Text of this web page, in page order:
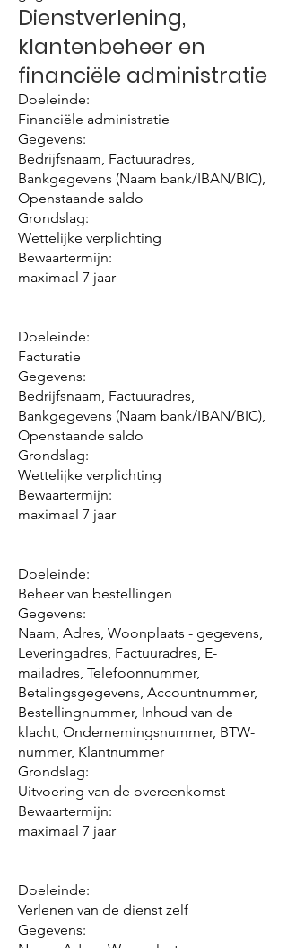
Dienstverlening,
klantenbeheer en
financiële administratie
Doeleinde:
Financiële administratie
Gegevens:
Bedrijfsnaam, Factuuradres,
Bankgegevens (Naam bank/IBAN/BIC),
Openstaande saldo
Grondslag:
Wettelijke verplichting
Bewaartermijn:
maximaal 7 jaar
Doeleinde:
Facturatie
Gegevens:
Bedrijfsnaam, Factuuradres,
Bankgegevens (Naam bank/IBAN/BIC),
Openstaande saldo
Grondslag:
Wettelijke verplichting
Bewaartermijn:
maximaal 7 jaar
Doeleinde:
Beheer van bestellingen
Gegevens:
Naam, Adres, Woonplaats - gegevens,
Leveringadres, Factuuradres, E-
mailadres, Telefoonnummer,
Betalingsgegevens, Accountnummer,
Bestellingnummer, Inhoud van de
klacht, Ondernemingsnummer, BTW-
nummer, Klantnummer
Grondslag:
Uitvoering van de overeenkomst
Bewaartermijn:
maximaal 7 jaar
Doeleinde:
Verlenen van de dienst zelf
Gegevens: